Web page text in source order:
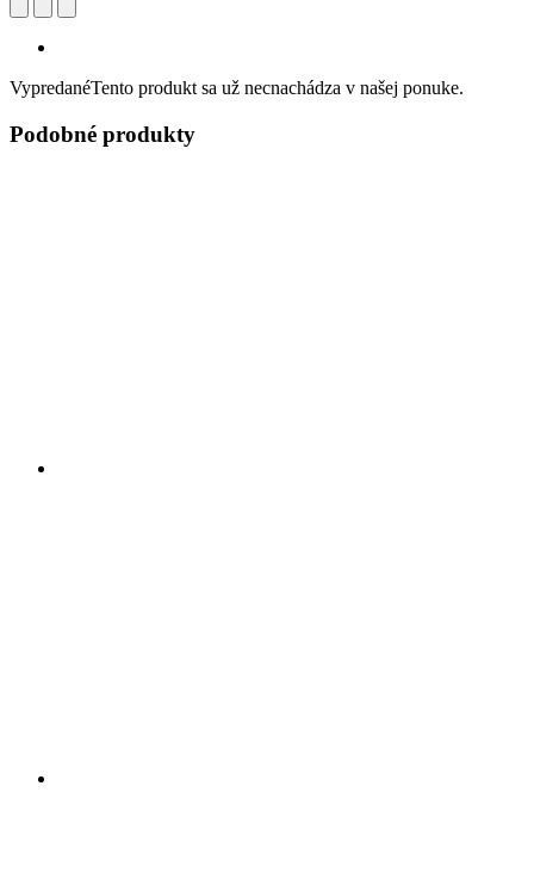
VypredanéTento produkt sa už necnachádza v našej ponuke.
Podobné produkty